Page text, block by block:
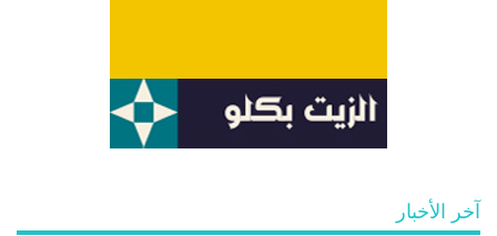
آخر الأخبار